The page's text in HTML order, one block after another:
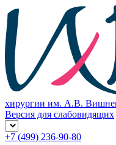
хирургии им. А.В.
Версия для слабовидящих
+7 (499) 236-90-80